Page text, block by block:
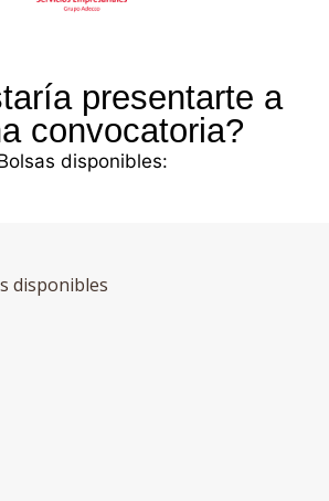
presentarte a
convocatoria?
disponibles:
disponibles